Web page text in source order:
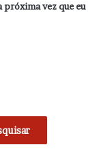
próxima vez que eu